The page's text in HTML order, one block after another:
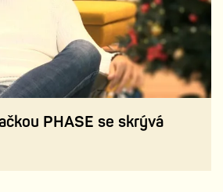
PHASE se skrývá